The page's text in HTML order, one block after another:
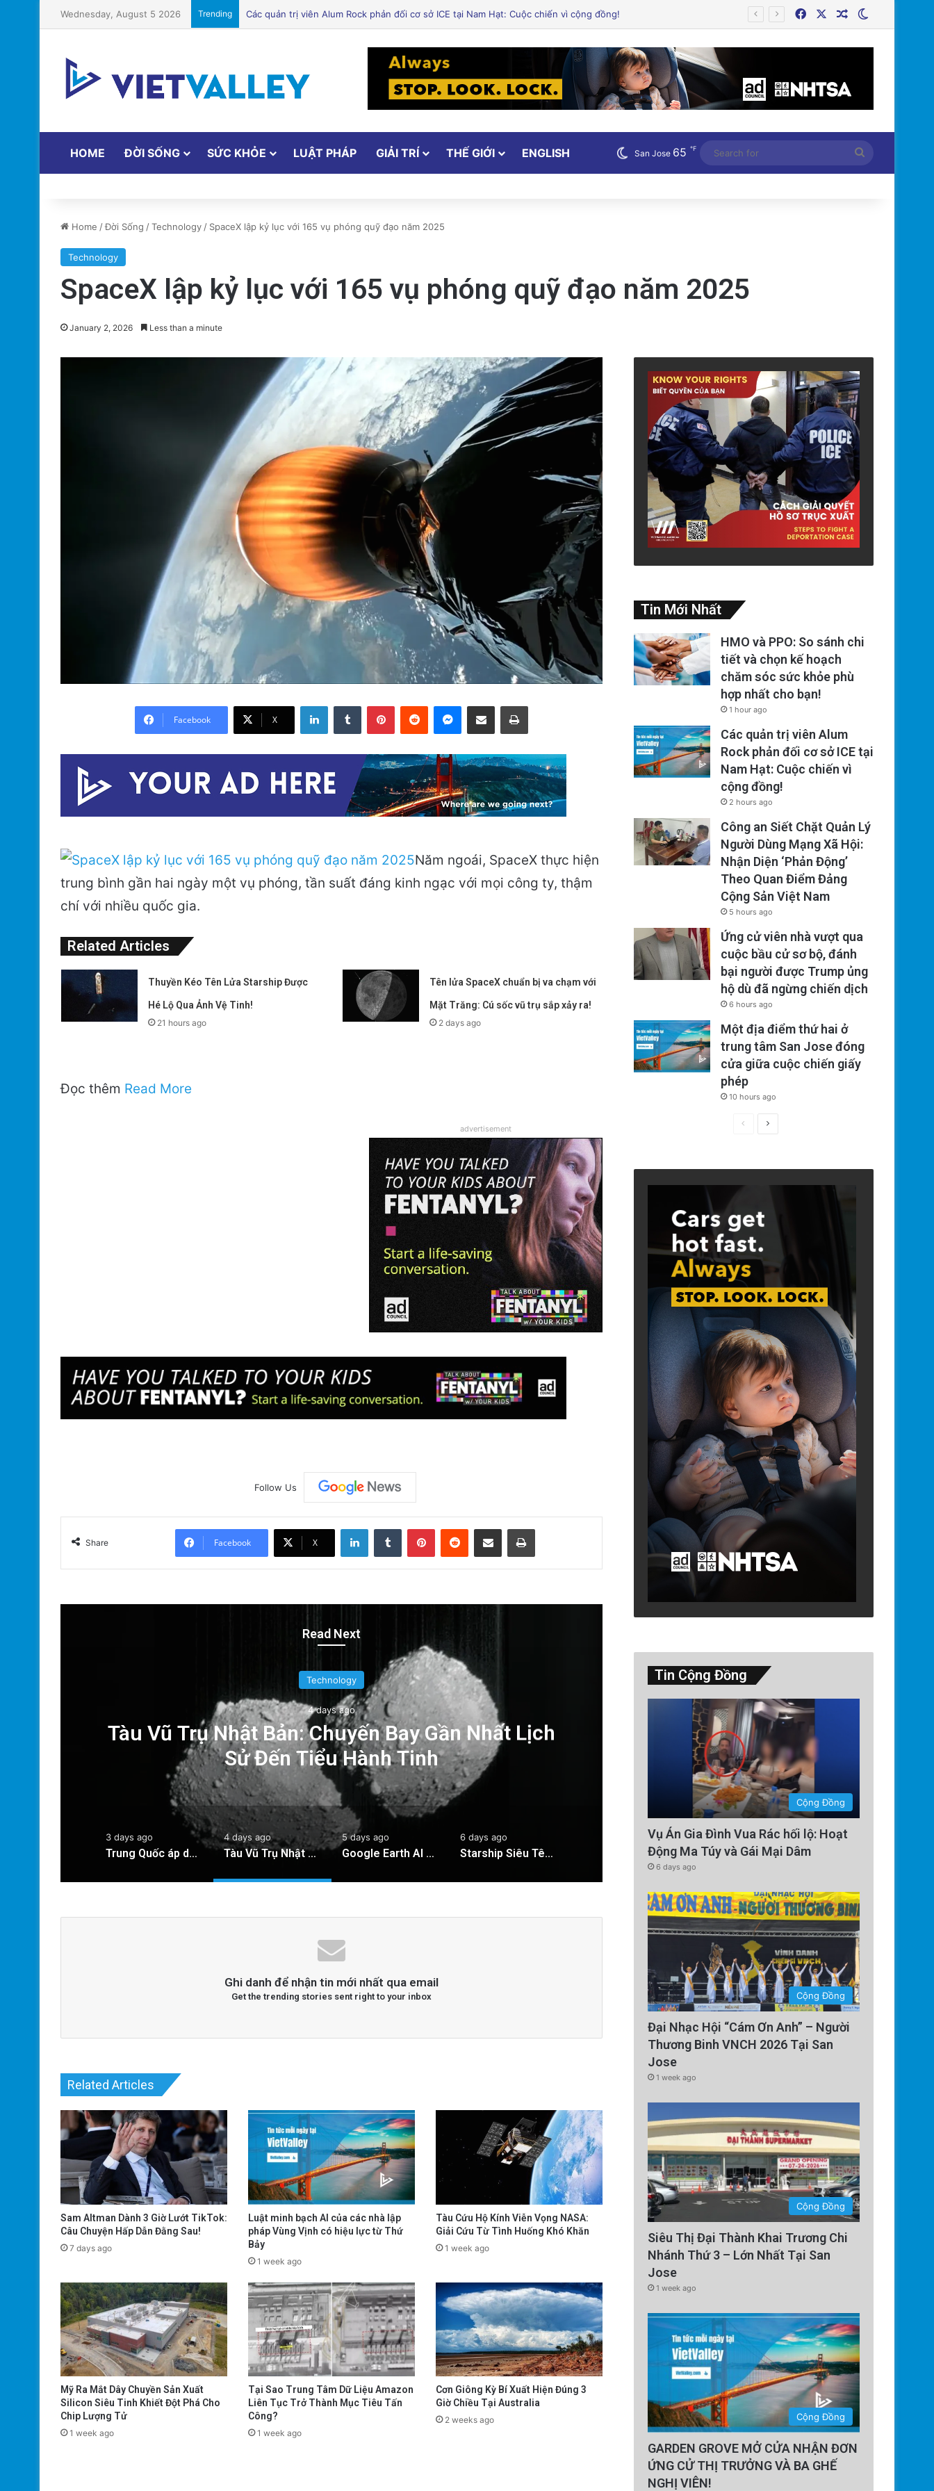
Wednesday, August 5 2026 Trending FacebookRandom Article
HOME ĐỜI SỐNG SỨC KHỎE LUẬT PHÁP GIẢI TRÍ THẾ GIỚI ENGLISH San Jose 65 ℉
for
Home /Đời Sống /Technology/ SpaceX lập kỷ lục với 165 vụ phóng quỹ đạo năm 2025
Technology
SpaceX lập kỷ lục với 165 vụ phóng quỹ đạo năm 2025
January 2, 2026 Less than a minute
Facebook X
LinkedInTumblr PinterestReddit Messenger
Share via Email Print
Năm ngoái, SpaceX thực hiện
trung bình gần hai ngày một vụ phóng, tần suất đáng kinh ngạc với mọi công ty, thậm
chí với nhiều quốc gia.
Related Articles
Thuyền Kéo Tên Lửa Starship Được
Hé Lộ Qua Ảnh Vệ Tinh!
21 hours ago
Tên lửa SpaceX chuẩn bị va chạm với
Mặt Trăng: Cú sốc vũ trụ sắp xảy ra!
2 days ago
Đọc thêm Read More
advertisement
Follow Us
Share Facebook X
LinkedInTumblr PinterestReddit Share via Email Print
Read Next
Technology
4 days ago
Tàu Vũ Trụ Nhật Bản: Chuyến Bay Gần Nhất Lịch
Sử Đến Tiểu Hành Tinh
Google Earth AI Bị Rút Gấp
3 days ago
Trung Quốc áp dụng công nghệ lượng tử để ngăn chặn tình trạng mất điện diện rộng
4 days ago
Tàu Vũ Trụ Nhật Bản: Chuyến Bay Gần Nhất Lịch Sử Đến Tiểu Hành Tinh
5 days ago
Google Earth AI Bị Rút Gấp Vì Cơn Bão Deepfake
6 days ago
Starship Siêu Tên Lửa: 6 Ngày Trôi Nổi Trên Biển Sau Hạ Cánh!
Ghi danh để nhận tin mới nhất qua email
Get the trending stories sent right to your inbox
Related Articles
Sam Altman Dành 3 Giờ Lướt TikTok:
Câu Chuyện Hấp Dẫn Đằng Sau!
7 days ago
Luật minh bạch AI của các nhà lập
pháp Vùng Vịnh có hiệu lực từ Thứ
Bảy
1 week ago
Tàu Cứu Hộ Kính Viễn Vọng NASA:
Giải Cứu Từ Tình Huống Khó Khăn
1 week ago
Mỹ Ra Mắt Dây Chuyền Sản Xuất
Silicon Siêu Tinh Khiết Đột Phá Cho
Chip Lượng Tử
1 week ago
Tại Sao Trung Tâm Dữ Liệu Amazon
Liên Tục Trở Thành Mục Tiêu Tấn
Công?
1 week ago
Cơn Giông Kỳ Bí Xuất Hiện Đúng 3
Giờ Chiều Tại Australia
2 weeks ago
Tin Mới Nhất
HMO và PPO: So sánh chi
tiết và chọn kế hoạch
chăm sóc sức khỏe phù
hợp nhất cho bạn!
1 hour ago
Các quản trị viên Alum
Rock phản đối cơ sở ICE tại
Nam Hạt: Cuộc chiến vì
cộng đồng!
2 hours ago
Công an Siết Chặt Quản Lý
Người Dùng Mạng Xã Hội:
Nhận Diện ‘Phản Động’
Theo Quan Điểm Đảng
Cộng Sản Việt Nam
5 hours ago
Ứng cử viên nhà vượt qua
cuộc bầu cử sơ bộ, đánh
bại người được Trump ủng
hộ dù đã ngừng chiến dịch
6 hours ago
Một địa điểm thứ hai ở
trung tâm San Jose đóng
cửa giữa cuộc chiến giấy
phép
10 hours ago
PreviousNext
Tin Cộng Đồng
Cộng Đồng
Vụ Án Gia Đình Vua Rác hối lộ: Hoạt
Động Ma Túy và Gái Mại Dâm
6 days ago
Cộng Đồng
Đại Nhạc Hội “Cám Ơn Anh” – Người
Thương Binh VNCH 2026 Tại San
Jose
1 week ago
Cộng Đồng
Siêu Thị Đại Thành Khai Trương Chi
Nhánh Thứ 3 – Lớn Nhất Tại San
Jose
1 week ago
Cộng Đồng
GARDEN GROVE MỞ CỬA NHẬN ĐƠN
ỨNG CỬ THỊ TRƯỞNG VÀ BA GHẾ
NGHỊ VIÊN!